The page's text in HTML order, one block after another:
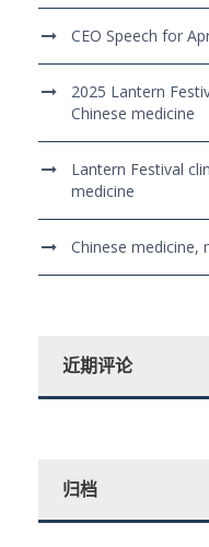
CEO Speech for
2025 Lantern
Chinese medicine
Lantern Festival
medicine
Chinese medicine,
近期评论
归档